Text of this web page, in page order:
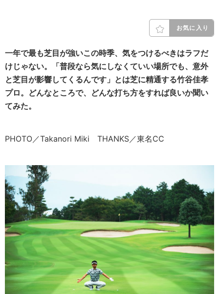
お気に入り
一年で最も芝目が強いこの時季、気をつけるべきはラフだ
けじゃない。「普段なら気にしなくていい場所でも、意外
と芝目が影響してくるんです」とは芝に精通する竹谷佳孝
プロ。どんなところで、どんな打ち方をすれば良いか聞い
てみた。
PHOTO／Takanori Miki THANKS／東名CC